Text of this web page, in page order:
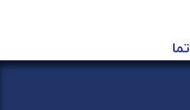
تماس بگیرید